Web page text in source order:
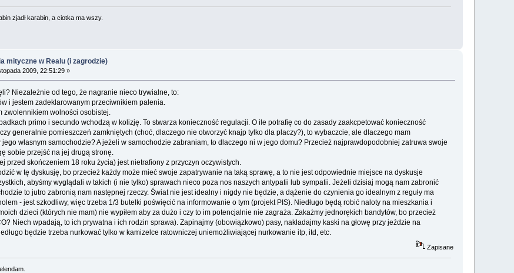
zjadł karabin, a ciotka ma wszy.
mityczne w Realu (i zagrodzie)
2009, 22:51:29 »
Niezależnie od tego, że nagranie nieco trywialne, to:
i jestem zadeklarowanym przeciwnikiem palenia.
zwolennikiem wolności osobistej.
primo i secundo wchodzą w kolizję. To stwarza konieczność regulacji. O ile potrafię co do zasady zaakcpetować konieczność
generalnie pomieszczeń zamkniętych (choć, dlaczego nie otworzyć knajp tylko dla placzy?), to wybaczcie, ale dlaczego mam
własnym samochodzie? A jeżeli w samochodzie zabraniam, to dlaczego ni w jego domu? Przecież najprawdopodobniej zatruwa swoje
sobie przejść na jej drugą stronę.
przed skończeniem 18 roku życia) jest nietrafiony z przyczyn oczywistych.
w tę dyskusję, bo przecież każdy może mieć swoje zapatrywanie na taką sprawę, a to nie jest odpowiednie miejsce na dyskusje
abyśmy wyglądali w takich (i nie tylko) sprawach nieco poza nos naszych antypatii lub sympatii. Jeżeli dzisiaj mogą nam zabronić
to jutro zabronią nam następnej rzeczy. Świat nie jest idealny i nigdy nie będzie, a dążenie do czynienia go idealnym z reguły ma
- jest szkodliwy, więc trzeba 1/3 butelki poświęcić na informowanie o tym (projekt PIS). Niedługo będą robić naloty na mieszkania i
dzieci (których nie mam) nie wypiłem aby za dużo i czy to im potencjalnie nie zagraża. Zakażmy jednorękich bandytów, bo przecież
Niech wpadają, to ich prywatna i ich rodzin sprawa). Zapinajmy (obowiązkowo) pasy, nakładajmy kaski na głowę przy jeździe na
będzie trzeba nurkować tylko w kamizelce ratowniczej uniemożliwiającej nurkowanie itp, itd, etc.
Zapisane